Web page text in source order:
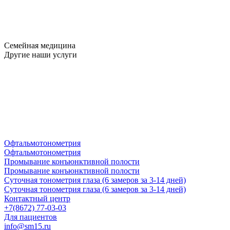
Семейная медицина
Другие наши услуги
Офтальмотонометрия
Офтальмотонометрия
Промывание конъюнктивной полости
Промывание конъюнктивной полости
Суточная тонометрия глаза (6 замеров за 3-14 дней)
Суточная тонометрия глаза (6 замеров за 3-14 дней)
Контактный центр
+7(8672) 77-03-03
Для пациентов
info@sm15.ru